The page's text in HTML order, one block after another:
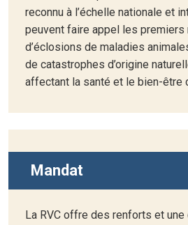
reconnu à l’échelle nationale et
peuvent faire appel les premiers
d’éclosions de maladies
de catastrophes d’origine
affectant la santé et le bien-être
Mandat
La RVC offre des renforts et